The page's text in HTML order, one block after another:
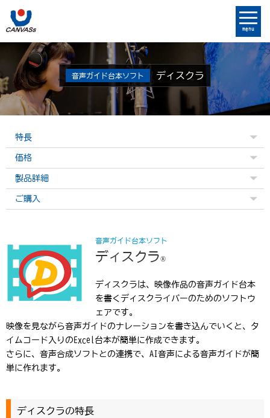
menu
音声ガイド台本ソフト ディスクラ
特長
価格
製品詳細
ご購入
音声ガイド台本ソフト
ディスクラ®
ディスクラは、映像作品の音声ガイド台本
を書くディスクライバーのためのソフトウ
ェアです。
映像を見ながら音声ガイドのナレーションを書き込んでいくと、タ
イムコード入りのExcel台本が簡単に作成できます。
さらに、音声合成ソフトとの連携で、AI音声による音声ガイドが簡
単に作れます。
ディスクラの特長